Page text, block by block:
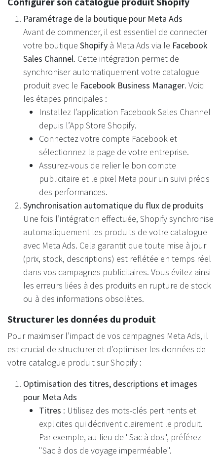
Paramétrage de la boutique pour Meta Ads
Avant de commencer, il est essentiel de connecter
votre boutique Shopify à Meta Ads via le Facebook
Sales Channel. Cette intégration permet de
synchroniser automatiquement votre catalogue
produit avec le Facebook Business Manager. Voici
les étapes principales :
Installez l’application Facebook Sales Channel
depuis l’App Store Shopify.
Connectez votre compte Facebook et
sélectionnez la page de votre entreprise.
Assurez-vous de relier le bon compte
publicitaire et le pixel Meta pour un suivi précis
des performances.
Synchronisation automatique du flux de produits
Une fois l’intégration effectuée, Shopify synchronise
automatiquement les produits de votre catalogue
avec Meta Ads. Cela garantit que toute mise à jour
(prix, stock, descriptions) est reflétée en temps réel
dans vos campagnes publicitaires. Vous évitez ainsi
les erreurs liées à des produits en rupture de stock
ou à des informations obsolètes.
Structurer les données du produit
Pour maximiser l’impact de vos campagnes Meta Ads, il
est crucial de structurer et d’optimiser les données de
votre catalogue produit sur Shopify :
Optimisation des titres, descriptions et images
pour Meta Ads
Titres : Utilisez des mots-clés pertinents et
explicites qui décrivent clairement le produit.
Par exemple, au lieu de "Sac à dos", préférez
"Sac à dos de voyage imperméable".